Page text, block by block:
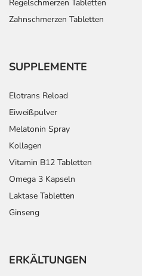
Regelschmerzen Tabletten
Zahnschmerzen Tabletten
SUPPLEMENTE
Elotrans Reload
Eiweißpulver
Melatonin Spray
Kollagen
Vitamin B12 Tabletten
Omega 3 Kapseln
Laktase Tabletten
Ginseng
ERKÄLTUNGEN